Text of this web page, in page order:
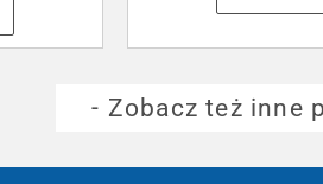
- Zobacz też inne